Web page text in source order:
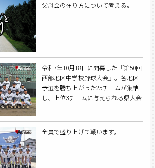
父母会の在り方について考える。
令和7年10月18日に開幕した『第50回
西部地区中学校野球大会』。各地区
予選を勝ち上がった25チームが集結
し、上位3チームに与えられる県大会
全員で盛り上げて戦います。